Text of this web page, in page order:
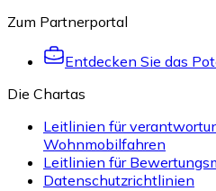
Zum Partnerportal
Entdecken Sie das
Die Chartas
Leitlinien für
Wohnmobilfahren
Leitlinien für
Datenschutzrichtlinien